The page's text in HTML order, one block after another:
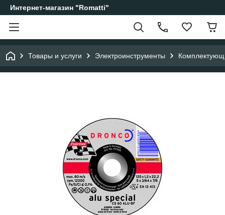
Интернет-магазин "Romatti"
Товары и услуги Электроинструменты